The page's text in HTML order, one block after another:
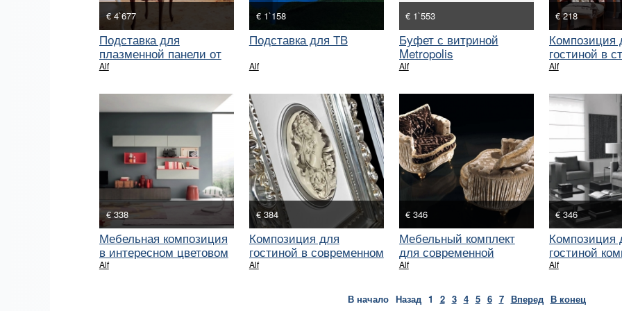
€ 4`677
Подставка для
плазменной панели от
фабрики Alf
Alf
€ 1`158
Подставка для ТВ
Alf
€ 1`553
Буфет с витриной
Metropolis
Alf
€ 218
Композиция
гостиной в
модерн
Alf
€ 338
Мебельная композиция
в интересном цветовом
сочетании
Alf
€ 384
Композиция для
гостиной в современном
дизайне
Alf
€ 346
Мебельный комплект
для современной
гостиной
Alf
€ 346
Композиция
гостиной
Alf
В начало Назад 1 2 3 4 5 6 7 Вперед В конец